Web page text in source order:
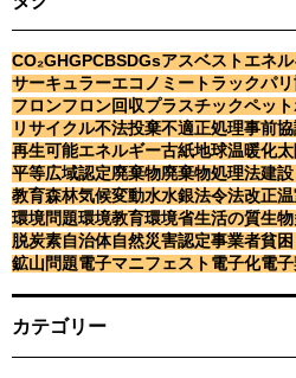
CO₂GHG PCBSDGsアスベスト エネ
サーキュラーエコノミー トラックパ
フロンフロン回収プラスチックペッ
リサイクル不法投棄不適正処理事前
再生可能エネルギー古紙地球温暖化
平等広域認定廃棄物廃棄物処理法建
教育森林気候変動水水銀法令法改正
環境問題環境教育環境省生活の質生
脱炭素自治体自然災害認定事業者貧
鉱山問題電子マニフェスト 電子化電
カテゴリー